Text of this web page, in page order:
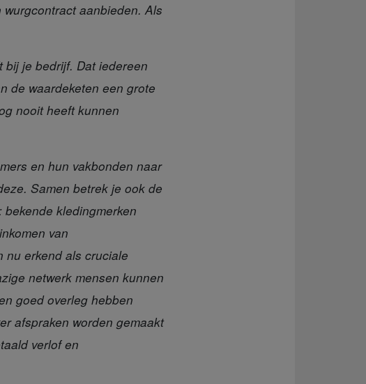
aanbieden. Als
je bedrijf. Dat iedereen
de waardeketen een grote
nooit heeft kunnen
en hun vakbonden naar
Samen betrek je ook de
kledingmerken
van
nu erkend als cruciale
netwerk mensen kunnen
goed overleg hebben
afspraken worden gemaakt
verlof en